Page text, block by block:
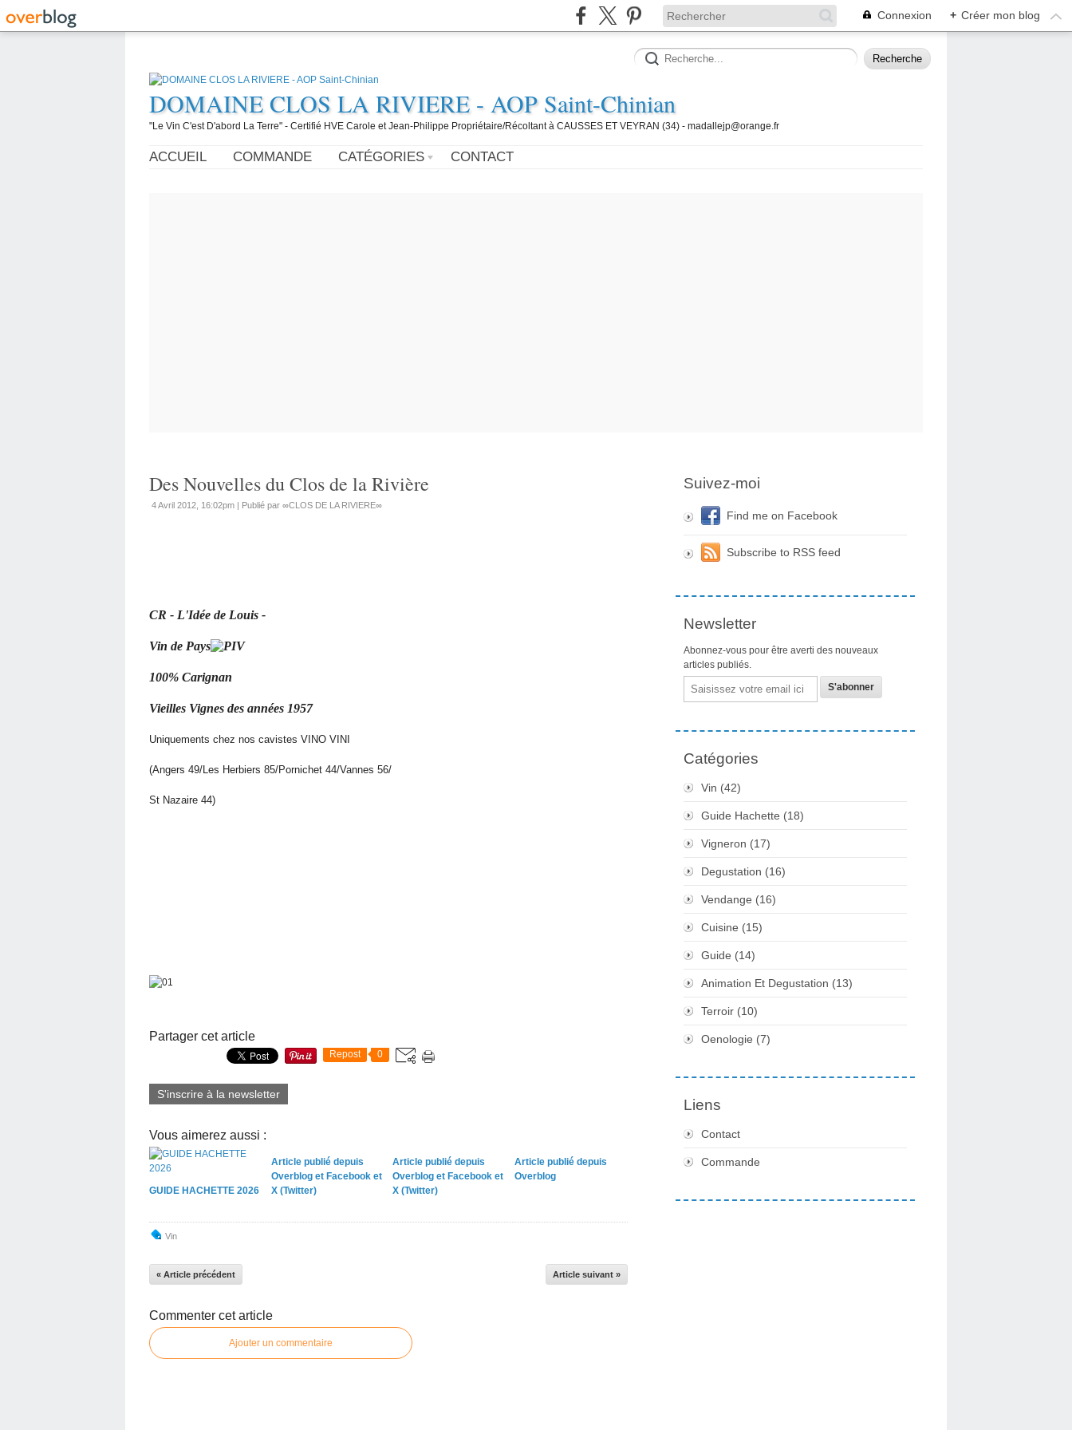
Connexion + Créer mon blog
DOMAINE CLOS LA RIVIERE - AOP Saint-Chinian
"Le Vin C'est D'abord La Terre" - Certifié HVE Carole et Jean-Philippe Propriétaire/Récoltant à CAUSSES ET VEYRAN (34) - madallejp@orange.fr
ACCUEIL COMMANDE CATÉGORIES CONTACT
Des Nouvelles du Clos de la Rivière
4 Avril 2012, 16:02pm | Publié par ∞CLOS DE LA RIVIERE∞
CR - L'Idée de Louis -
Vin de Pays
100% Carignan
Vieilles Vignes des années 1957
Uniquements chez nos cavistes VINO VINI
(Angers 49/Les Herbiers 85/Pornichet 44/Vannes 56/
St Nazaire 44)
Partager cet article
Repost 0
S'inscrire à la newsletter
Vous aimerez aussi :
GUIDE HACHETTE 2026
Article publié depuis
Overblog et Facebook et
X (Twitter)
Article publié depuis
Overblog et Facebook et
X (Twitter)
Article publié depuis
Overblog
Vin
« Article précédent Article suivant »
Commenter cet article
Ajouter un commentaire
Suivez-moi
Find me on Facebook
Subscribe to RSS feed
Newsletter
Abonnez-vous pour être averti des nouveaux
articles publiés.
Email
Catégories
Vin (42)
Guide Hachette (18)
Vigneron (17)
Degustation (16)
Vendange (16)
Cuisine (15)
Guide (14)
Animation Et Degustation (13)
Terroir (10)
Oenologie (7)
Liens
Contact
Commande